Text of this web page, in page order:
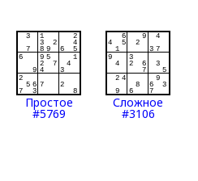
Простое
#5769
Сложное
#3106